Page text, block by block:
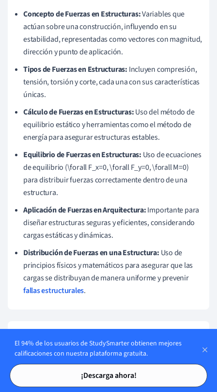
Tarjetas de estudio
Tarjetas de estudio
Concepto de Fuerzas en Estructuras:Variables que
actúan sobre una construcción, influyendo en su
estabilidad, representadas como vectores con magnitud,
dirección y punto de aplicación.
Tipos de Fuerzas en Estructuras: Incluyen compresión,
tensión, torsión y corte, cada una con sus características
únicas.
Cálculo de Fuerzas en Estructuras:Uso del método de
equilibrio estático y herramientas como el método de
energía para asegurar estructuras estables.
Equilibrio de Fuerzas en Estructuras: Uso de ecuaciones
de equilibrio (\forall F_x=0, \forall F_y=0, \forall M=0)
para distribuir fuerzas correctamente dentro de una
estructura.
Aplicación de Fuerzas en Arquitectura:Importante para
diseñar estructuras seguras y eficientes, considerando
cargas estáticas y dinámicas.
Distribución de Fuerzas en una Estructura: Uso de
principios físicos y matemáticos para asegurar que las
cargas se distribuyan de manera uniforme y prevenir
fallas estructurales.
Arquitectura
El 94% de los usuarios de StudySmarter obtienen mejores
calificaciones con nuestra plataforma gratuita.
¡Descarga ahora!